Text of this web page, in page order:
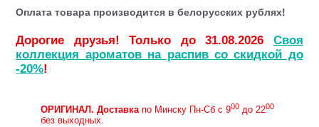
Оплата товара производится в белорусских рублях!
Дорогие друзья! Только до 31.08.2026 Своя
коллекция ароматов на распив со скидкой до
-20%!
ОРИГИНАЛ. Доставкапо Минску Пн-Сб с 900 до 2200
без выходных.